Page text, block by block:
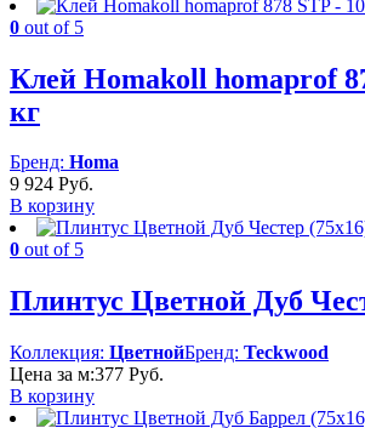
0 out of 5
Клей Homakoll homaprof
кг
Бренд: Homa
9 924 Руб.
В корзину
0 out of 5
Плинтус Цветной Дуб
Коллекция: ЦветнойБренд: Teckwood
Цена за м:377 Руб.
В корзину